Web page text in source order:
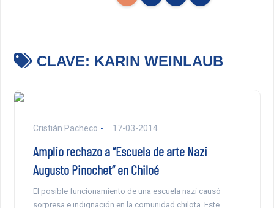
CLAVE: KARIN WEINLAUB
Cristián Pacheco 17-03-2014
Amplio rechazo a “Escuela de arte Nazi
Augusto Pinochet” en Chiloé
El posible funcionamiento de una escuela nazi causó
sorpresa e indignación en la comunidad chilota. Este